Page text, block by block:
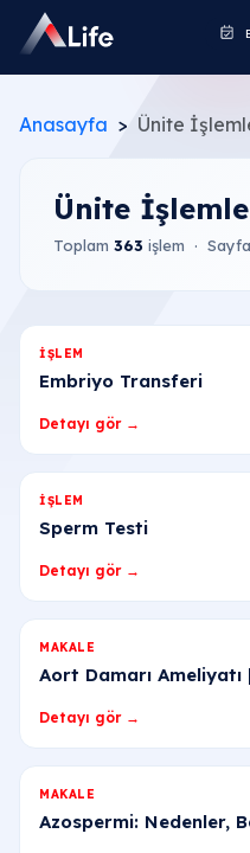
Anasayfa Ünite
Ünite
Toplam 363 işlem · Sayfa
İŞLEM
Embriyo Transferi
Detayı gör →
İŞLEM
Sperm Testi
Detayı gör →
MAKALE
Aort Damarı Ameliyatı
Detayı gör →
MAKALE
Azospermi: Nedenler,